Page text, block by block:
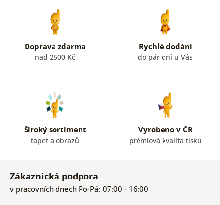
Doprava zdarma
nad 2500 Kč
Rychlé dodání
do pár dní u Vás
Široký sortiment
tapet a obrazů
Vyrobeno v ČR
prémiová kvalita tisku
Zákaznická podpora
v pracovních dnech Po-Pá: 07:00 - 16:00